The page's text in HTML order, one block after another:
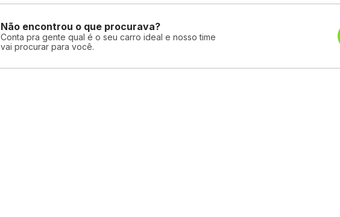
Não encontrou o que procurava?
Conta pra gente qual é o seu carro ideal e nosso time
vai procurar para você.